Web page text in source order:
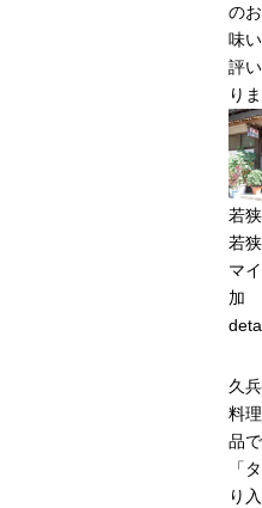
の
味
評
り
若
若
マ
加
久
料
品
「
り